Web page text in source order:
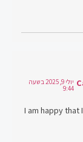
יולי 9, 2025 בשעה
9:44
I am happy that